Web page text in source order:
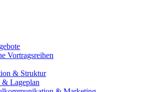
Vortragsreihen
& Struktur
& Lageplan